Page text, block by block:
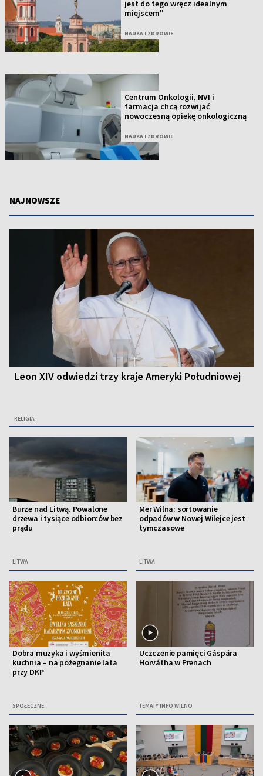
jest do tego wręcz idealnym
miejscem"
NAUKA I ZDROWIE
Centrum Onkologii, NVI i
farmacja chcą rozwijać
nowoczesną opiekę onkologiczną
NAUKA I ZDROWIE
NAJNOWSZE
Leon XIV odwiedzi trzy kraje Ameryki Południowej
RELIGIA
Burze nad Litwą. Powalone
drzewa i tysiące odbiorców bez
prądu
LITWA
Mer Wilna: sortowanie
odpadów w Nowej Wilejce jest
tymczasowe
LITWA
Dobra muzyka i wyśmienita
kuchnia – na pożegnanie lata
przy DKP
SPOŁECZNE
Uczczenie pamięci Gáspára
Horvátha w Prenach
TEMATY INFO WILNO